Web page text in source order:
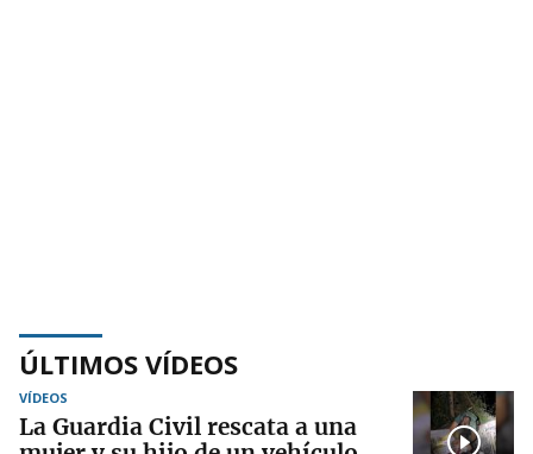
ÚLTIMOS VÍDEOS
VÍDEOS
La Guardia Civil rescata a una